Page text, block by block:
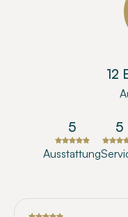
12
Ausstattung
5 5